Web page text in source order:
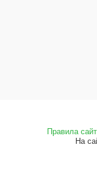
Правила
На